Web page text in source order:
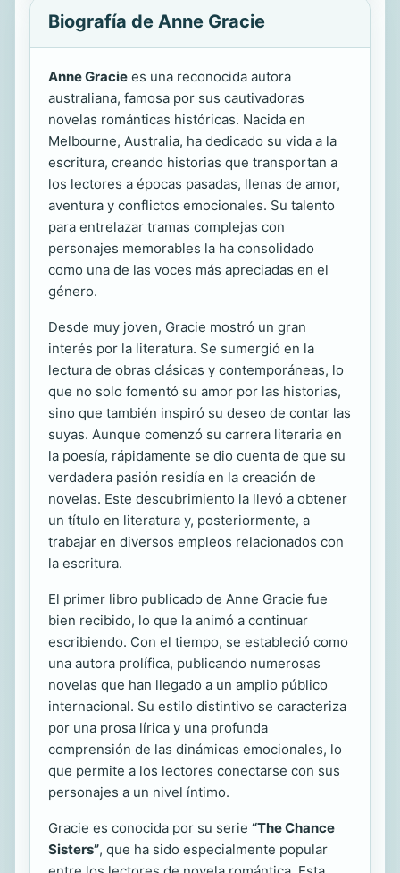
Biografía de Anne Gracie
Anne Gracie es una reconocida autora
australiana, famosa por sus cautivadoras
novelas románticas históricas. Nacida en
Melbourne, Australia, ha dedicado su vida a la
escritura, creando historias que transportan a
los lectores a épocas pasadas, llenas de amor,
aventura y conflictos emocionales. Su talento
para entrelazar tramas complejas con
personajes memorables la ha consolidado
como una de las voces más apreciadas en el
género.
Desde muy joven, Gracie mostró un gran
interés por la literatura. Se sumergió en la
lectura de obras clásicas y contemporáneas, lo
que no solo fomentó su amor por las historias,
sino que también inspiró su deseo de contar las
suyas. Aunque comenzó su carrera literaria en
la poesía, rápidamente se dio cuenta de que su
verdadera pasión residía en la creación de
novelas. Este descubrimiento la llevó a obtener
un título en literatura y, posteriormente, a
trabajar en diversos empleos relacionados con
la escritura.
El primer libro publicado de Anne Gracie fue
bien recibido, lo que la animó a continuar
escribiendo. Con el tiempo, se estableció como
una autora prolífica, publicando numerosas
novelas que han llegado a un amplio público
internacional. Su estilo distintivo se caracteriza
por una prosa lírica y una profunda
comprensión de las dinámicas emocionales, lo
que permite a los lectores conectarse con sus
personajes a un nivel íntimo.
Gracie es conocida por su serie “The Chance
Sisters”, que ha sido especialmente popular